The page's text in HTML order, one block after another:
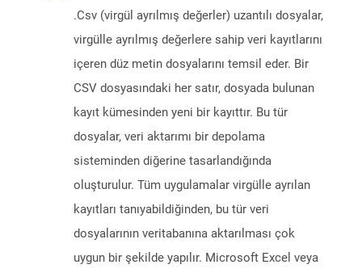
.Csv (virgül ayrılmış değerler) uzantılı dosyalar,
virgülle ayrılmış değerlere sahip veri kayıtlarını
içeren düz metin dosyalarını temsil eder. Bir
CSV dosyasındaki her satır, dosyada bulunan
kayıt kümesinden yeni bir kayıttır. Bu tür
dosyalar, veri aktarımı bir depolama
sisteminden diğerine tasarlandığında
oluşturulur. Tüm uygulamalar virgülle ayrılan
kayıtları tanıyabildiğinden, bu tür veri
dosyalarının veritabanına aktarılması çok
uygun bir şekilde yapılır. Microsoft Excel veya